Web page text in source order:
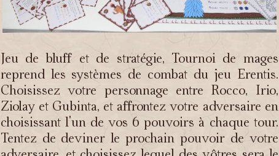
Jeu de bluff et de stratégie, Tournoi de mages
reprend les systèmes de combat du jeu Erentis.
Choisissez votre personnage entre Rocco, Irio,
Ziolay et Gubinta, et affrontez votre adversaire en
choisissant l'un de vos 6 pouvoirs à chaque tour.
Tentez de deviner le prochain pouvoir de votre